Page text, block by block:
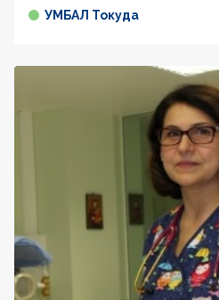
УМБАЛ Токуда